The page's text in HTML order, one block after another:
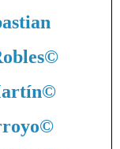
©
©
©